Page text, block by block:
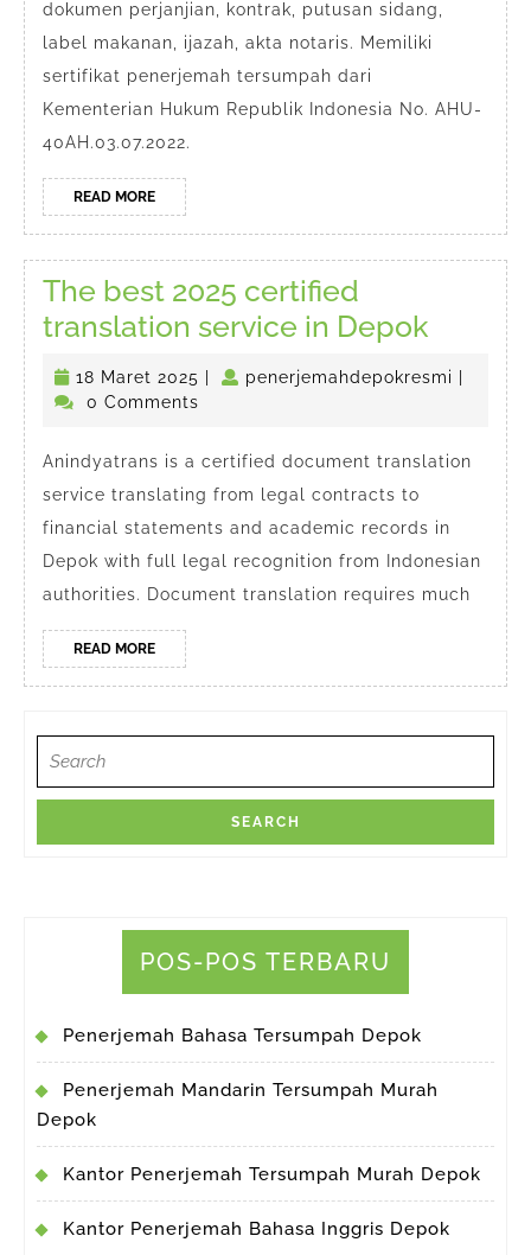
Depok
dokumen perjanjian, kontrak, putusan sidang,
label makanan, ijazah, akta notaris. Memiliki
sertifikat penerjemah tersumpah dari
Kementerian Hukum Republik Indonesia No. AHU-
40AH.03.07.2022.
READ MOREREAD
MORE
The best 2025 certified
translation service in DepokThe
best
2025
service
in
Depok
18 Maret 2025 18
penerjemahdepokresmi
0 Comments
Anindyatrans is a certified document translation
service translating from legal contracts to
financial statements and academic records in
Depok with full legal recognition from Indonesian
authorities. Document translation requires much
READ MOREREAD
MORE
for:
POS-POS TERBARU
Penerjemah Bahasa Tersumpah Depok
Penerjemah Mandarin Tersumpah Murah
Depok
Kantor Penerjemah Tersumpah Murah Depok
Kantor Penerjemah Bahasa Inggris Depok